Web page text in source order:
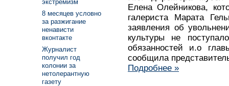
Елена Олейникова,
галериста Марата
заявления об
культуры не
обязанностей и.о
сообщила
Подробнее »
экстремизм
8 месяцев условно
за разжигание
ненависти
вконтакте
Журналист
получил год
колонии за
нетолерантную
газету